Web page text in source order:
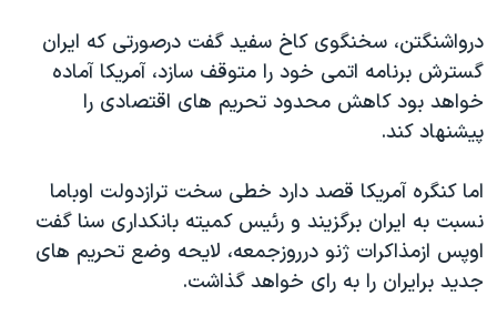
درواشنگتن، سخنگوی کاخ سفید گفت درصورتی که ایران
گسترش برنامه اتمی خود را متوقف سازد، آمریکا آماده
خواهد بود کاهش محدود تحریم های اقتصادی را
پیشنهاد کند.
اما کنگره آمریکا قصد دارد خطی سخت ترازدولت اوباما
نسبت به ایران برگزیند و رئیس کمیته بانکداری سنا گفت
اوپس ازمذاکرات ژنو درروزجمعه، لایحه وضع تحریم های
جدید برایران را به رای خواهد گذاشت.